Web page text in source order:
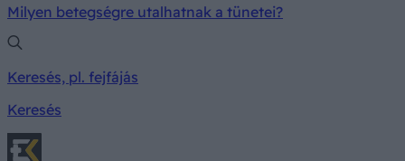
Milyen betegségre utalhatnak a tünetei?
Keresés, pl. fejfájás
Keresés